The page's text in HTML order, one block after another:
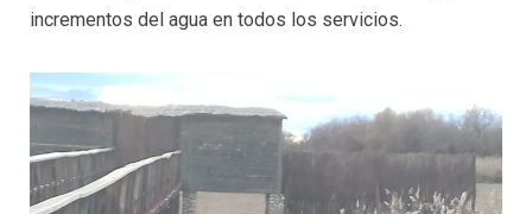
incrementos del agua en todos los servicios.